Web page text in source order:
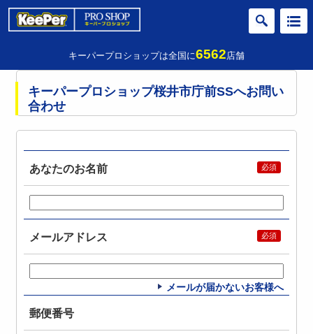
キーパープロショップは全国に6562店舗
キーパープロショップ桜井市庁前SSへお問い
合わせ
あなたのお名前
メールアドレス
メールが届かないお客様へ
郵便番号